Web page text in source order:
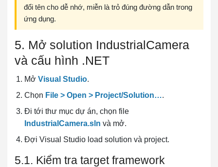
đổi tên cho dễ nhớ, miễn là trỏ đúng đường dẫn trong
ứng dụng.
5. Mở solution IndustrialCamera
và cấu hình .NET
Mở Visual Studio.
Chọn File > Open > Project/Solution….
Đi tới thư mục dự án, chọn file
IndustrialCamera.sln và mở.
Đợi Visual Studio load solution và project.
5.1. Kiểm tra target framework